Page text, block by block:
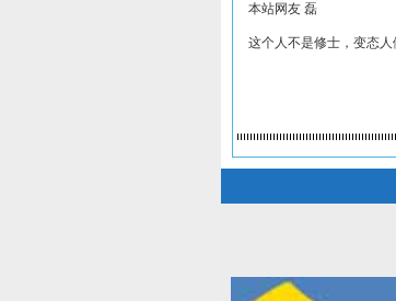
本站网友 磊
这个人不是修士，变态